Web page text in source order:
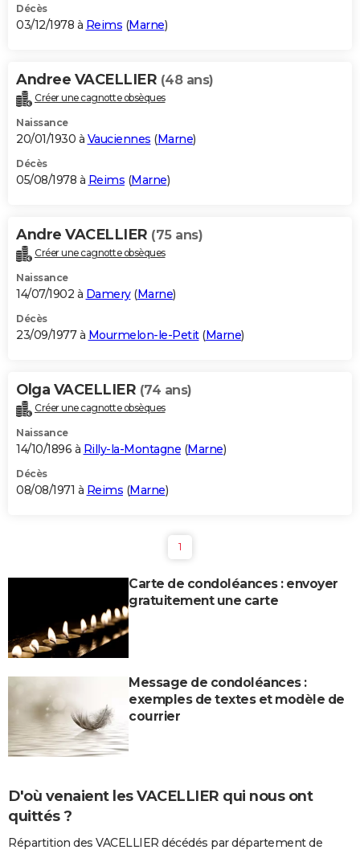
Décès
03/12/1978 à Reims (Marne)
Andree VACELLIER (48 ans)
Créer une cagnotte obsèques
Naissance
20/01/1930 à Vauciennes (Marne)
Décès
05/08/1978 à Reims (Marne)
Andre VACELLIER (75 ans)
Créer une cagnotte obsèques
Naissance
14/07/1902 à Damery(Marne)
Décès
23/09/1977 à Mourmelon-le-Petit(Marne)
Olga VACELLIER (74 ans)
Créer une cagnotte obsèques
Naissance
14/10/1896 à Rilly-la-Montagne (Marne)
Décès
08/08/1971 à Reims (Marne)
1
Carte de condoléances : envoyer
gratuitement une carte
Message de condoléances :
exemples de textes et modèle de
courrier
D'où venaient les VACELLIER qui nous ont
quittés ?
Répartition des VACELLIER décédés par département de